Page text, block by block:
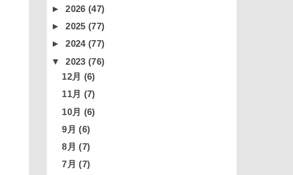
►2026(47)
►2025(77)
►2024(77)
▼2023(76)
12月 (6)
11月 (7)
10月 (6)
9月(6)
8月(7)
7月(7)